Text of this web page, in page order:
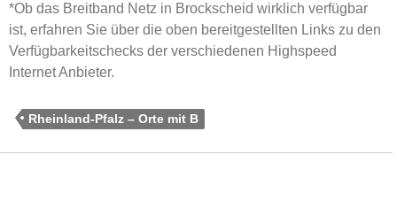
*Ob das Breitband Netz in Brockscheid wirklich verfügbar
ist, erfahren Sie über die oben bereitgestellten Links zu den
Verfügbarkeitschecks der verschiedenen Highspeed
Internet Anbieter.
Rheinland-Pfalz – Orte mit B